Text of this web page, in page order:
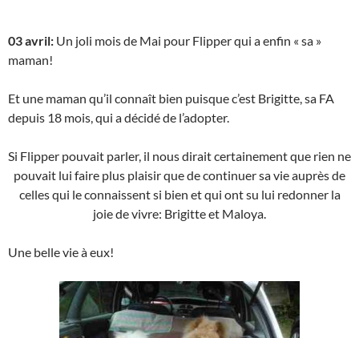
03 avril: Un joli mois de Mai pour Flipper qui a enfin « sa »
maman!
Et une maman qu’il connaît bien puisque c’est Brigitte, sa FA
depuis 18 mois, qui a décidé de l’adopter.
Si Flipper pouvait parler, il nous dirait certainement que rien ne
pouvait lui faire plus plaisir que de continuer sa vie auprès de
celles qui le connaissent si bien et qui ont su lui redonner la
joie de vivre: Brigitte et Maloya.
Une belle vie à eux!